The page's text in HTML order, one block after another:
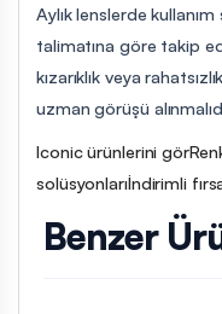
Aylık lenslerde
talimatına göre takip
kızarıklık veya
uzman görüşü
Iconic ürünlerini gör
solüsyonlarıİndirimli
Benzer